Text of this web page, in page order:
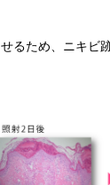
るため、ニキビ